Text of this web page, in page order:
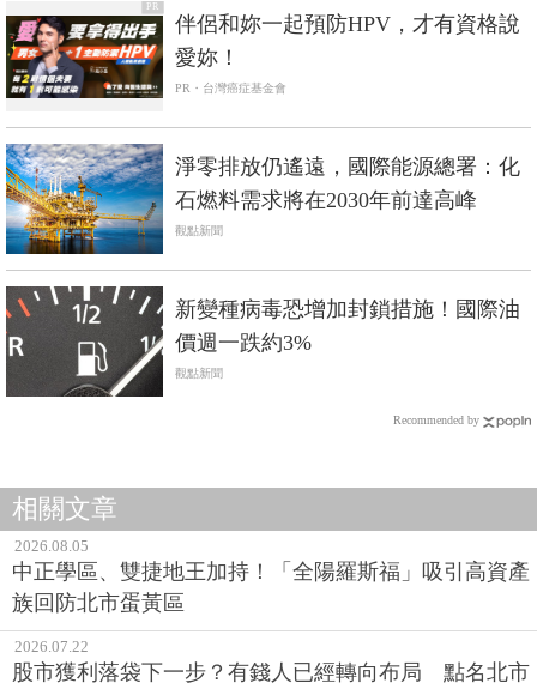
PR
伴侶和妳一起預防HPV，才有資格說
愛妳！
PR・台灣癌症基金會
淨零排放仍遙遠，國際能源總署：化
石燃料需求將在2030年前達高峰
觀點新聞
新變種病毒恐增加封鎖措施！國際油
價週一跌約3%
觀點新聞
Recommended by
相關文章
2026.08.05
中正學區、雙捷地王加持！「全陽羅斯福」吸引高資產
族回防北市蛋黃區
2026.07.22
股市獲利落袋下一步？有錢人已經轉向布局 點名北市